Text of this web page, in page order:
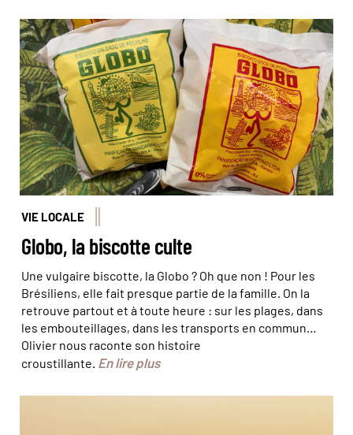
© Olivier Bodart
VIE LOCALE
Globo, la biscotte culte
Une vulgaire biscotte, la Globo ? Oh que non ! Pour les
Brésiliens, elle fait presque partie de la famille. On la
retrouve partout et à toute heure : sur les plages, dans
les embouteillages, dans les transports en commun…
Olivier nous raconte son histoire
croustillante. En lire plus